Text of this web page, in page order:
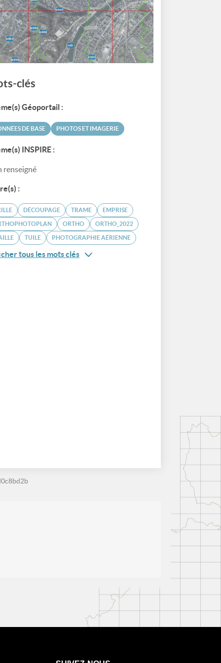
clés
Géoportail :
DE BASE PHOTOS ET IMAGERIE
INSPIRE :
renseigné
:
DÉCOUPAGE TRAME EMPRISE
ORTHO ORTHO_2022
TUILE PHOTOGRAPHIE AÉRIENNE
tous les mots clés